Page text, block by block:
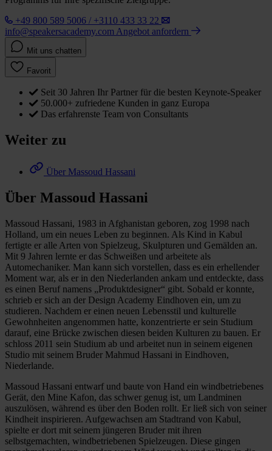
+49 800 589 5006 / +3110 433 33 22
info@speakersacademy.com Angebot anfordern
Mit uns chatten
Favorit
Seit 30 Jahren Ihr Partner für die besten Keynote-Speaker
50.000+ zufriedene Kunden in ganz Europa
Das erfahrenste Team von Consultants
Weiter zu
Über Massoud Hassani
Über Massoud Hassani
Massoud Hassani, 1983 in Afghanistan geboren, zog 1998 nach
Holland, um ein neues Leben zu beginnen. Als Kind in Kabul
fertigte er alle Arten von Spielzeug, Skulpturen und Gemälden an.
Mit 9 Jahren lernte er das Schweißen und arbeitete als
Automechaniker. Man kann sich vorstellen, dass es ein erhellender
Moment war, als er in den Niederlanden ankam und entdeckte, dass
es einen Beruf namens „Produktdesigner“ gibt. Sobald er konnte,
schrieb er sich an der Design Academy Eindhoven ein, um zu
studieren. Nachdem er einen neuen Lebensstil und kulturelle
Gewohnheiten angenommen hatte, konzentrierte er sein Studium
darauf, eine Brücke zwischen diesen beiden Kulturen zu bauen. Er
schloss 2011 sein Studium ab und arbeitet nun in seinem eigenen
Studio mit seinem Bruder Mahmud Hassani in Eindhoven,
Niederlande.
Massoud Hassani entwarf und baute von Hand ein windbetriebenes
Gerät, den Mine Kafon, das schwer genug ist, um Landminen
auszulösen, während es über den Boden rollt. Er ließ sich von seiner
Kindheit inspirieren. Aufgewachsen am Stadtrand von Kabul,
spielte er dort mit seinem jüngeren Bruder mit ihren
selbstgemachten, windbetriebenen Spielzeugen. Diese gingen